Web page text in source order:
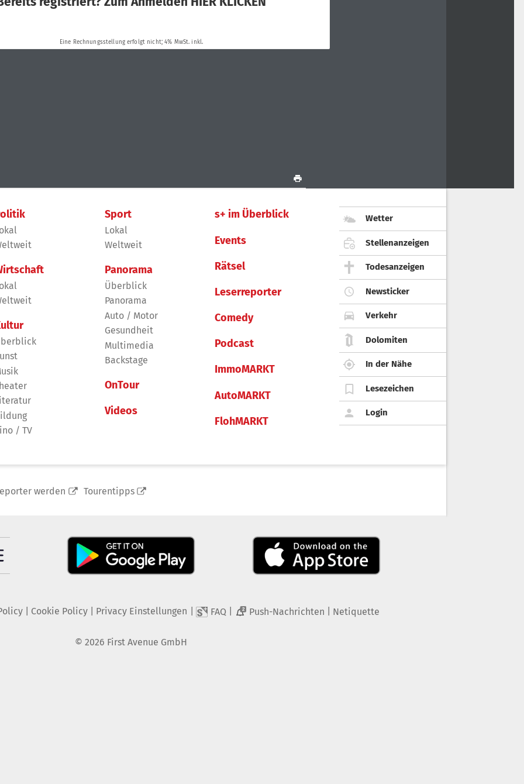
/ TV
Sport
Lokal
Weltweit
Panorama
Überblick
Panorama
Auto / Motor
Gesundheit
Multimedia
Backstage
OnTour
Videos
s+ im Überblick
Events
Rätsel
Leserreporter
Comedy
Podcast
ImmoMARKT
AutoMARKT
FlohMARKT
Wetter
Stellenanzeigen
Todesanzeigen
Newsticker
Verkehr
Dolomiten
In der Nähe
Lesezeichen
Login
werden Tourentipps
| Cookie Policy| Privacy Einstellungen FAQ 2 Push-Nachrichten Netiquette
© 2026 First Avenue GmbH